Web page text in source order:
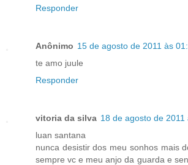
Responder
Anônimo 15 de agosto de 2011 às
te amo juule
Responder
vitoria da silva 18 de agosto de 2011
luan santana
nunca desistir dos meu sonhos mais
sempre vc e meu anjo da guarda e